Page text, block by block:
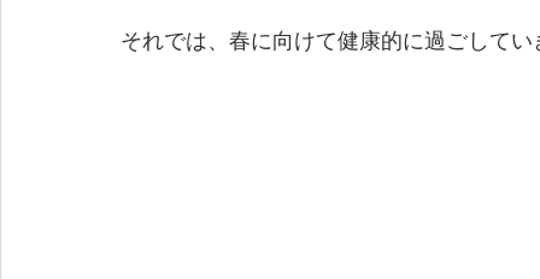
それでは、春に向けて健康的に過ごして